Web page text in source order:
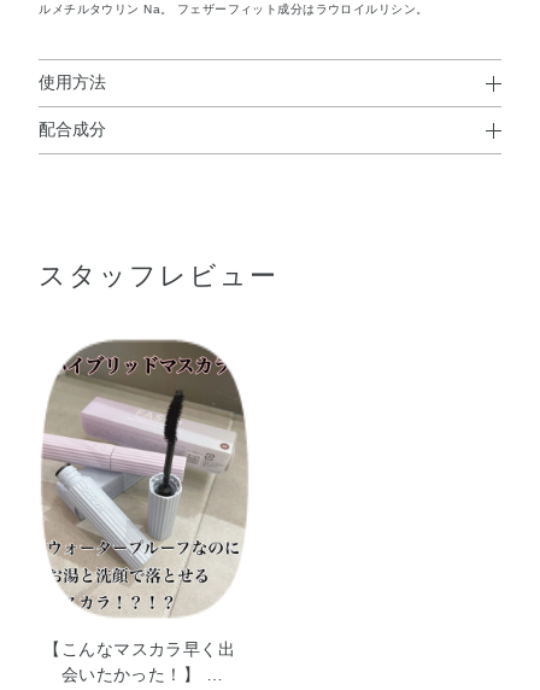
ルメチルタウリン Na。 フェザーフィット成分はラウロイルリシン。
使用方法
使用方法
※クレンジング料でも落とせます。ジェル・ローション・ミルクタ
イプのクレンジング料は落ちにくい場合があります。
配合成分
レーツ／VA）コポリマー・パラフィン・エタノール・シリ
リ種子油・ホホバ種子油・ローズマリー葉エキス・BG・ア
ミノプロピルトリエトキシシラン・シクロメチコン・ジポ
リヒドロキシステアリン酸PEG－30・ジメチコノール・ジ
メチコン・ジメチルシリル化シリカ・スクワラン・ステア
ロイルメチルタウリンNa・デシルテトラデカノール・トリ
フルオロアルキルジメチルトリメチルシロキシケイ酸・ポ
リビニルアルコール・マイクロクリスタリンワックス・ミ
ツロウ・ミネラルオイル・ラウロイルリシン・レシチン・
メチルパラベン・酸化鉄
スタッフレビュー
【こんなマスカラ早く出
会いたかった！】 …